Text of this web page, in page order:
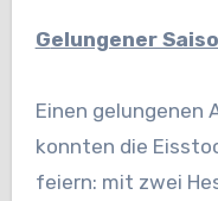
Gelungener
Einen gelungenen
konnten die
feiern: mit zwei